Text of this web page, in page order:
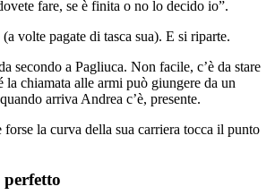
fare, se è finita o no lo decido io”.
volte pagate di tasca sua). E si riparte.
secondo a Pagliuca. Non facile, c’è da stare
la chiamata alle armi può giungere da un
arriva Andrea c’è, presente.
la curva della sua carriera tocca il punto